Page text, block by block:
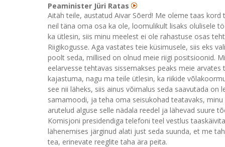
Peaminister Jüri Ratas
Aitäh teile, austatud Aivar Sõerd! Me oleme taas
neil täna oma osa ka ole, loomulikult lisaks olulisele
ka ütlesin, siis minu meelest ei ole rahastuse osas
Riigikogusse. Aga vastates teie küsimusele, siis eks
poolt seda, millised on olnud meie riigi positsioonid.
eelarvesse tehtavas sissemakses peaks meie
kajastuma, nagu ma teile ütlesin, ka riikide
see nii läheks, siis ainus võimalus seda saavutada
samamoodi, ja teha oma seisukohad teatavaks,
arutelud alguse selle nädala reedel ja lähevad suure
Komisjoni presidendiga telefoni teel vestlus
lähenemises järginud alati just seda suunda, et me
tea, erinevate reeglite taha ära peita.